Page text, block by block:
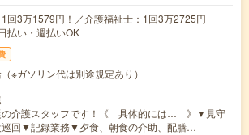
回3万1579円！／介護福祉士：1回3万2725円
払い・週払いOK
※ガソリン代は別途規定あり）
の介護スタッフです！《 具体的には… 》▼見守
巡回▼記録業務▼夕食、朝食の介助、配膳…